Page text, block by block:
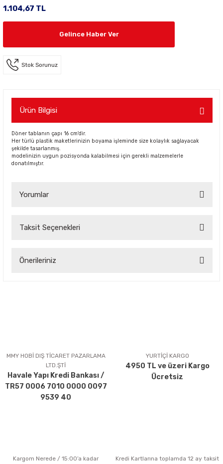
1.104,67 TL
Gelince Haber Ver
Stok Sorunuz
Ürün Bilgisi
Döner tablanın çapı 16 cm'dir.
Her türlü plastik maketlerinizin boyama işleminde size kolaylık sağlayacak
şekilde tasarlanmış.
modelinizin uygun pozisyonda kalabilmesi için gerekli malzemelerle
donatılmıştır.
Yorumlar
Taksit Seçenekleri
Önerileriniz
Ürün açıklamasında eksik bilgiler bulunuyor.
Ürün bilgilerinde hatalar bulunuyor.
Ürün fiyatı diğer sitelerden daha pahalı.
Bu ürüne benzer farklı alternatifler olmalı.
Gönder
MMY HOBİ DIŞ TİCARET PAZARLAMA
LTD.ŞTİ
Havale Yapı Kredi Bankası /
TR57 0006 7010 0000 0097
9539 40
YURTİÇİ KARGO
4950 TL ve üzeri Kargo
Ücretsiz
Kargom Nerede / 15:00’a kadar
Kredi Kartlarına toplamda 12 ay taksit